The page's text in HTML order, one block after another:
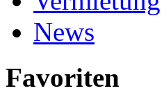
News
Favoriten